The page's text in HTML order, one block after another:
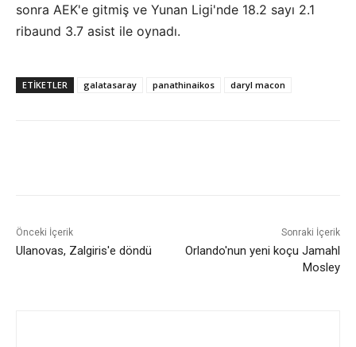
sonra AEK'e gitmiş ve Yunan Ligi'nde 18.2 sayı 2.1
ribaund 3.7 asist ile oynadı.
ETIKETLER galatasaray panathinaikos daryl macon
Önceki İçerik
Ulanovas, Zalgiris'e döndü
Sonraki İçerik
Orlando'nun yeni koçu Jamahl
Mosley